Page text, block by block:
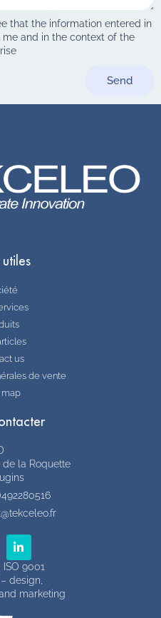
that the information entered in
and in the context of the
Send
utiles
us
de vente
de la Roquette
i
n
k
e
d
9001
design,
marketing